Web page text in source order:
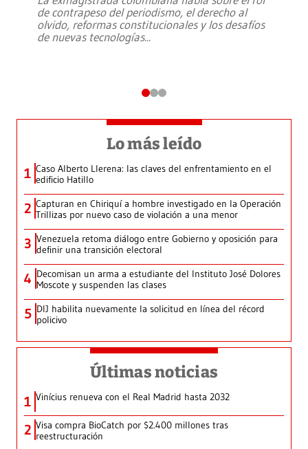
de contrapeso del periodismo, el derecho al
olvido, reformas constitucionales y los desafíos
de nuevas tecnologías...
Lo más leído
1 Caso Alberto Llerena: las claves del enfrentamiento en el
edificio Hatillo
2 Capturan en Chiriquí a hombre investigado en la Operación
Trillizas por nuevo caso de violación a una menor
3 Venezuela retoma diálogo entre Gobierno y oposición para
definir una transición electoral
4 Decomisan un arma a estudiante del Instituto José Dolores
Moscote y suspenden las clases
5 DIJ habilita nuevamente la solicitud en línea del récord
policivo
Últimas noticias
1 Vinícius renueva con el Real Madrid hasta 2032
2 Visa compra BioCatch por $2.400 millones tras
reestructuración